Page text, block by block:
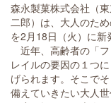
森永製菓株式会社（
二郎）は、大人のた
を2月18日（火）に新
近年、高齢者の「
レイルの要因の１つ
げられます。そこで
備えていきたい大人